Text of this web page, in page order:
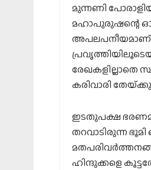
മുന്നണി
മഹാപുരുഷന്റെ
അപലപനീയമാണ്.
രേഖകളില്ലാതെ
കരിവാരി
ഇടതുപക്ഷ
തറവാടിരുന്ന
ഹിന്ദുക്കളെ